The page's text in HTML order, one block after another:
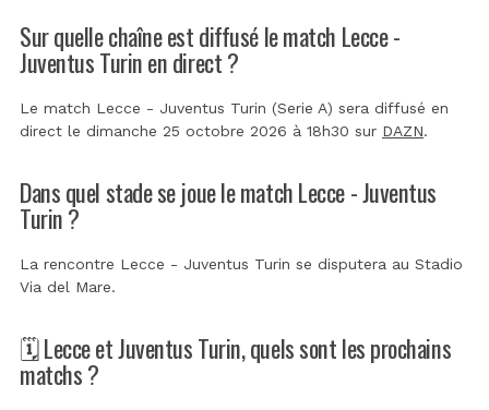
Sur quelle chaîne est diffusé le match Lecce -
Juventus Turin en direct ?
Le match Lecce - Juventus Turin (Serie A) sera diffusé en
direct le dimanche 25 octobre 2026 à 18h30 sur DAZN.
Dans quel stade se joue le match Lecce - Juventus
Turin ?
La rencontre Lecce - Juventus Turin se disputera au Stadio
Via del Mare.
🗓️ Lecce et Juventus Turin, quels sont les prochains
matchs ?